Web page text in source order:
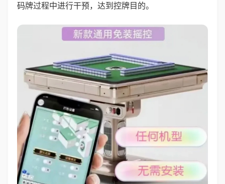
码牌过程中进行干预，达到控牌目的。